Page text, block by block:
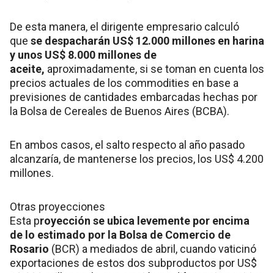
De esta manera, el dirigente empresario calculó
que se despacharán US$ 12.000 millones en harina
y unos US$ 8.000 millones de
aceite, aproximadamente, si se toman en cuenta los
precios actuales de los commodities en base a
previsiones de cantidades embarcadas hechas por
la Bolsa de Cereales de Buenos Aires (BCBA).
En ambos casos, el salto respecto al año pasado
alcanzaría, de mantenerse los precios, los US$ 4.200
millones.
Otras proyecciones
Esta proyección se ubica levemente por encima
de lo estimado por la Bolsa de Comercio de
Rosario (BCR) a mediados de abril, cuando vaticinó
exportaciones de estos dos subproductos por US$